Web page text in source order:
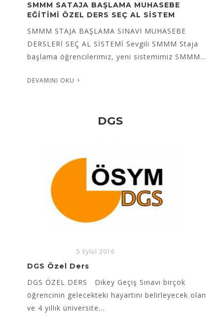
SMMM EKONOMİ VE MALİYE SEÇ AL SİSTEMİ
SMMM EKONOMİ VE MALİYE SEÇ AL SİSTEMİ
Sevgili SMMM Staja başlama öğrencileri; Yeni
sistemlerimiz ile karşınızda olmaktan...
DGS
5 Eylül 2016
DGS Özel Ders
DGS ÖZEL DERS Dikey Geçiş Sınavı birçok
öğrencinin gelecekteki hayartını belirleyecek olan
ve 4 yıllık üniversite...